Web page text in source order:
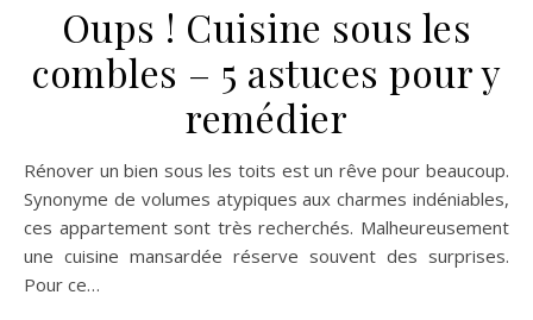
Oups ! Cuisine sous les
combles – 5 astuces pour y
remédier
Rénover un bien sous les toits est un rêve pour beaucoup.
Synonyme de volumes atypiques aux charmes indéniables,
ces appartement sont très recherchés. Malheureusement
une cuisine mansardée réserve souvent des surprises.
Pour ce…